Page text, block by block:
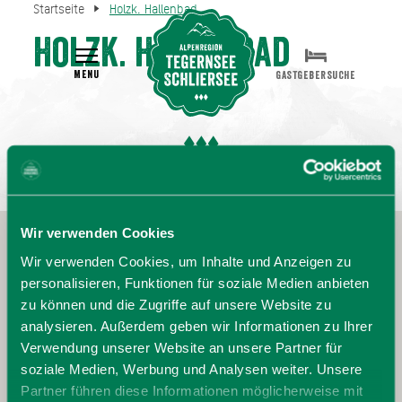
Wir verwenden Cookies
Wir verwenden Cookies, um Inhalte und Anzeigen zu
personalisieren, Funktionen für soziale Medien anbieten
zu können und die Zugriffe auf unsere Website zu
analysieren. Außerdem geben wir Informationen zu Ihrer
Verwendung unserer Website an unsere Partner für
soziale Medien, Werbung und Analysen weiter. Unsere
Partner führen diese Informationen möglicherweise mit
Startseite Holzk. Hallenbad
Holzk. Hallenbad
MENU GASTGEBERSUCHE